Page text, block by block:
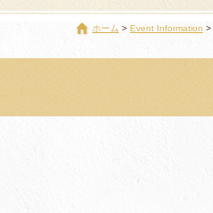
ホーム Event Information